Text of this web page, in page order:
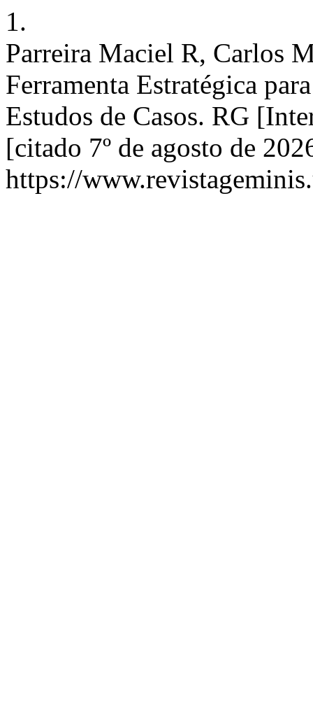
1.
Parreira Maciel R, Carlos
Ferramenta Estratégica
Estudos de Casos. RG
[citado 7º de agosto de
https://